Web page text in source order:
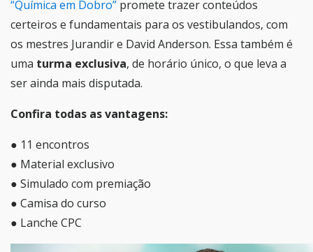
“Química em Dobro” promete trazer conteúdos
certeiros e fundamentais para os vestibulandos, com
os mestres Jurandir e David Anderson. Essa também é
uma turma exclusiva, de horário único, o que leva a
ser ainda mais disputada.
Confira todas as vantagens:
● 11 encontros
● Material exclusivo
● Simulado com premiação
● Camisa do curso
● Lanche CPC